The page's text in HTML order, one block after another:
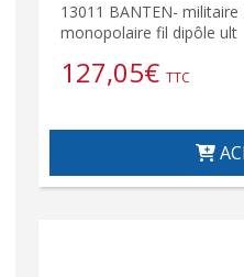
13011 BANTEN-
monopolaire fil dipôle ult
127,05€ TTC